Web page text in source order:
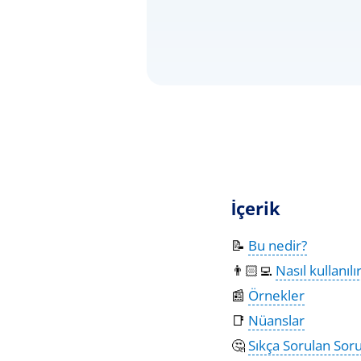
İçerik
📝 Bu nedir?
👨🏻‍💻 Nasıl
📰 Örnekler
📑 Nüanslar
🤔Sıkça Sorulan